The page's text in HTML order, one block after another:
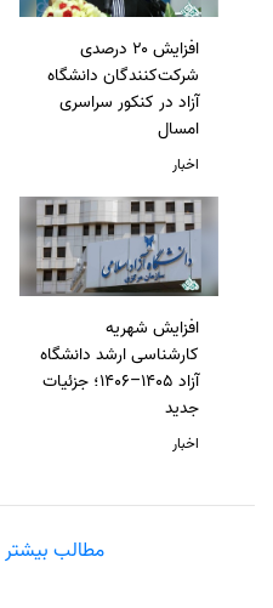
افزایش ۲۰ درصدی
شرکت‌کنندگان دانشگاه
آزاد در کنکور سراسری
امسال
اخبار
افزایش شهریه
کارشناسی ارشد دانشگاه
آزاد 1405–1406؛ جزئیات
جدید
اخبار
مطالب بیشتر